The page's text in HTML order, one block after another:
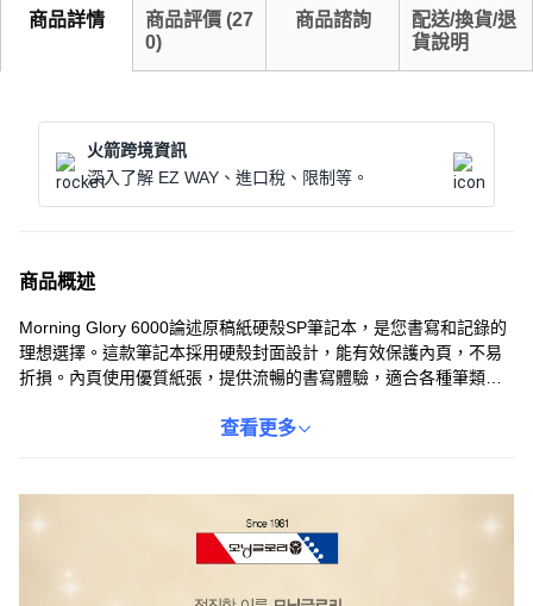
商品詳情 商品評價 (27
0)
商品諮詢
配送/換貨/退
貨說明
火箭跨境資訊
深入了解 EZ WAY、進口稅、限制等。
商品概述
Morning Glory 6000論述原稿紙硬殼SP筆記本，是您書寫和記錄的
理想選擇。這款筆記本採用硬殼封面設計，能有效保護內頁，不易
折損。內頁使用優質紙張，提供流暢的書寫體驗，適合各種筆類。
時隨地記錄靈感。隨機出貨的三個筆記本，為您提供多種顏色選
查看更多